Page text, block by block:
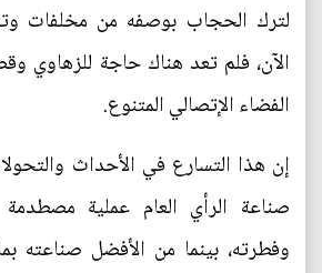
لترك الحجاب بوصفه من مخلفات
الآن، فلم تعد هناك حاجة للزهاوي
الفضاء الإتصالي المتنوع.
إن هذا التسارع في الأحداث
صناعة الرأي العام عملية
وفطرته، بينما من الأفضل صناعته